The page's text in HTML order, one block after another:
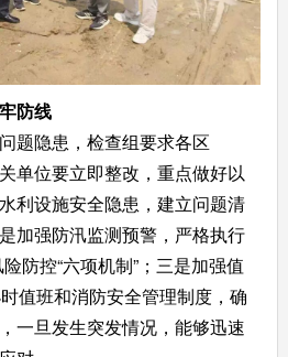
防线
题隐患，检查组要求各区
单位要立即整改，重点做好以
利设施安全隐患，建立问题清
加强防汛监测预警，严格执行
防控“六项机制”；三是加强值
值班和消防安全管理制度，确
一旦发生突发情况，能够迅速